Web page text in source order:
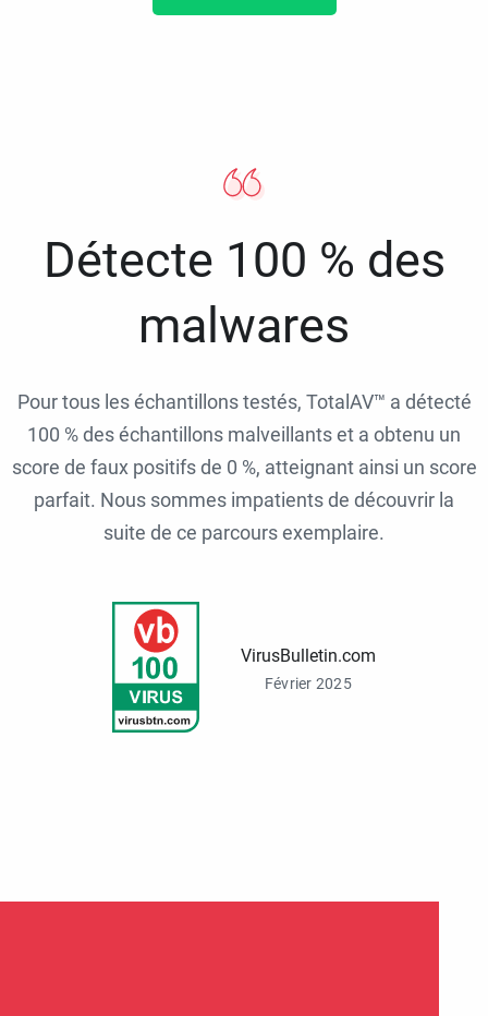
Détecte 100 % des
malwares
Pour tous les échantillons testés, TotalAV™ a détecté
100 % des échantillons malveillants et a obtenu un
score de faux positifs de 0 %, atteignant ainsi un score
parfait. Nous sommes impatients de découvrir la
suite de ce parcours exemplaire.
VirusBulletin.com
Février 2025